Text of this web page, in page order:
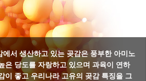
에서 생산하고 있는 곶감은 풍부한 아미노
은 당도를 자랑하고 있으며 과육이 연하
이 좋고 우리나라 고유의 곶감 특징을 그